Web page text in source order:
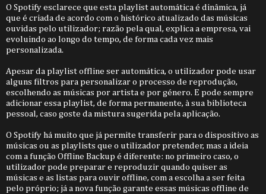
O Spotify esclarece que esta playlist automática é dinâmica, já
que é criada de acordo com o histórico atualizado das músicas
ouvidas pelo utilizador; razão pela qual, explica a empresa, vai
evoluindo ao longo do tempo, de forma cada vez mais
personalizada.
Apesar da playlist offline ser automática, o utilizador pode usar
alguns filtros para personalizar o processo de reprodução,
escolhendo as músicas por artista e por género. E pode sempre
adicionar essa playlist, de forma permanente, à sua biblioteca
pessoal, caso goste da mistura sugerida pela aplicação.
O Spotify há muito que já permite transferir para o dispositivo as
músicas ou as playlists que o utilizador pretender, mas a ideia
com a função Offline Backup é diferente: no primeiro caso, o
utilizador pode preparar e reproduzir quando quiser as
músicas e as listas para ouvir offline, com a escolha a ser feita
pelo próprio; já a nova função garante essas músicas offline de